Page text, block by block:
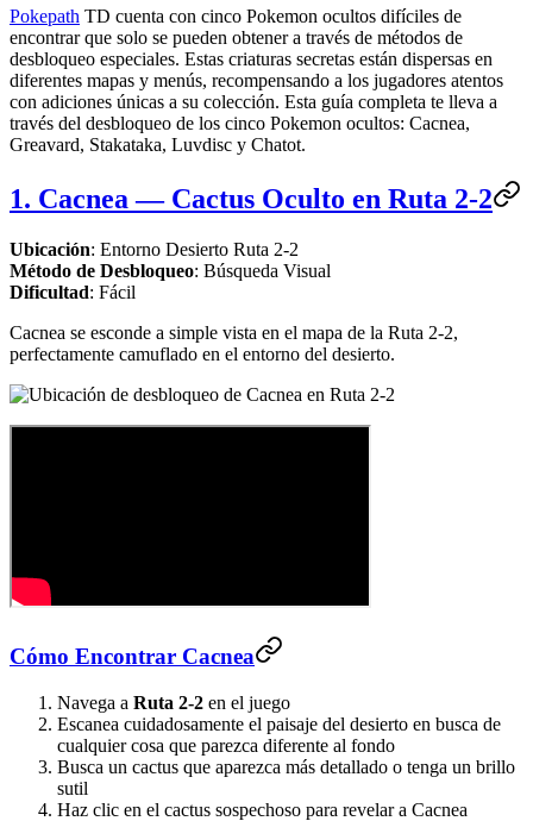
Pokepath TD cuenta con cinco Pokemon ocultos difíciles de
encontrar que solo se pueden obtener a través de métodos de
desbloqueo especiales. Estas criaturas secretas están dispersas en
diferentes mapas y menús, recompensando a los jugadores atentos
con adiciones únicas a su colección. Esta guía completa te lleva a
través del desbloqueo de los cinco Pokemon ocultos: Cacnea,
Greavard, Stakataka, Luvdisc y Chatot.
1. Cacnea — Cactus Oculto en Ruta 2-2
Ubicación: Entorno Desierto Ruta 2-2
Método de Desbloqueo: Búsqueda Visual
Dificultad: Fácil
Cacnea se esconde a simple vista en el mapa de la Ruta 2-2,
perfectamente camuflado en el entorno del desierto.
Cómo Encontrar Cacnea
Navega a Ruta 2-2 en el juego
Escanea cuidadosamente el paisaje del desierto en busca de
cualquier cosa que parezca diferente al fondo
Busca un cactus que aparezca más detallado o tenga un brillo
sutil
Haz clic en el cactus sospechoso para revelar a Cacnea